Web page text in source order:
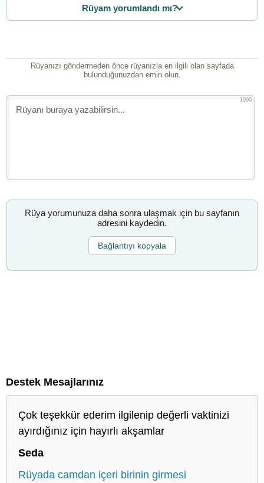
Rüyam yorumlandı mı?
Rüyanızı göndermeden önce rüyanızla en ilgili olan sayfada
bulunduğunuzdan emin olun.
1000
Rüya yorumunuza daha sonra ulaşmak için bu sayfanın
adresini kaydedin.
Bağlantıyı kopyala
Destek Mesajlarınız
Çok teşekkür ederim ilgilenip değerli vaktinizi
ayırdığınız için hayırlı akşamlar
Seda
Rüyada camdan içeri birinin girmesi